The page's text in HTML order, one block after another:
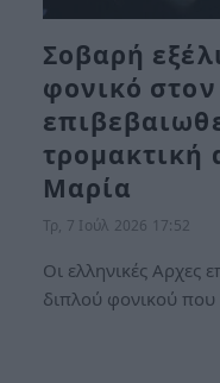
Σοβαρή
φονικό
τρομακτική
Μαρία
Τρ, 7 Ιούλ 2026 17:52
Οι ελληνικές Αρχες
διπλού φονικού